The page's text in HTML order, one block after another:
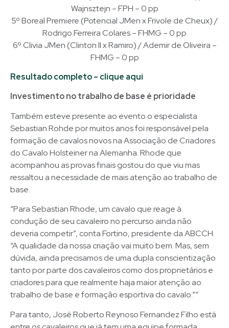
Wajnsztejn – FPH – 0 pp
5º Boreal Premiere (Potencial JMen x Frivole de Cheux) /
Rodrigo Ferreira Colares – FHMG – 0 pp
6º Clivia JMen (Clinton II x Ramiro) / Ademir de Oliveira –
FHMG – 0 pp
Resultado completo – clique aqui
Investimento no trabalho de base é prioridade
Também esteve presente ao evento o especialista
Sebastian Rohde por muitos anos foi responsável pela
formação de cavalos novos na Associação de Criadores
do Cavalo Holsteiner na Alemanha. Rhode que
acompanhou as provas finais gostou do que viu mas
ressaltou a necessidade de mais atenção ao trabalho de
base.
“Para Sebastian Rhode, um cavalo que reage à
condução de seu cavaleiro no percurso ainda não
deveria competir”, conta Fortino, presidente da ABCCH.
“A qualidade da nossa criação vai muito bem. Mas, sem
dúvida, ainda precisamos de uma dupla conscientização
tanto por parte dos cavaleiros como dos proprietários e
criadores para que realmente haja maior atenção ao
trabalho de base e formação esportiva do cavalo.””
Para tanto, José Roberto Reynoso Fernandez Filho está